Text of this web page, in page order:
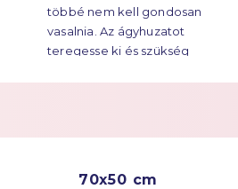
többé nem kell gondosan
vasalnia. Az ágyhuzatot
teregesse ki és szükség
70x50 cm